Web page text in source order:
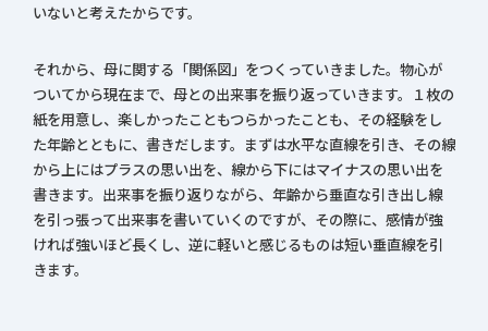
いないと考えたからです。
それから、母に関する「関係図」をつくっていきました。物心が
ついてから現在まで、母との出来事を振り返っていきます。１枚の
紙を用意し、楽しかったこともつらかったことも、その経験をし
た年齢とともに、書きだします。まずは水平な直線を引き、その線
から上にはプラスの思い出を、線から下にはマイナスの思い出を
書きます。出来事を振り返りながら、年齢から垂直な引き出し線
を引っ張って出来事を書いていくのですが、その際に、感情が強
ければ強いほど長くし、逆に軽いと感じるものは短い垂直線を引
きます。